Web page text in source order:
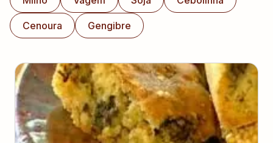
Cenoura Gengibre